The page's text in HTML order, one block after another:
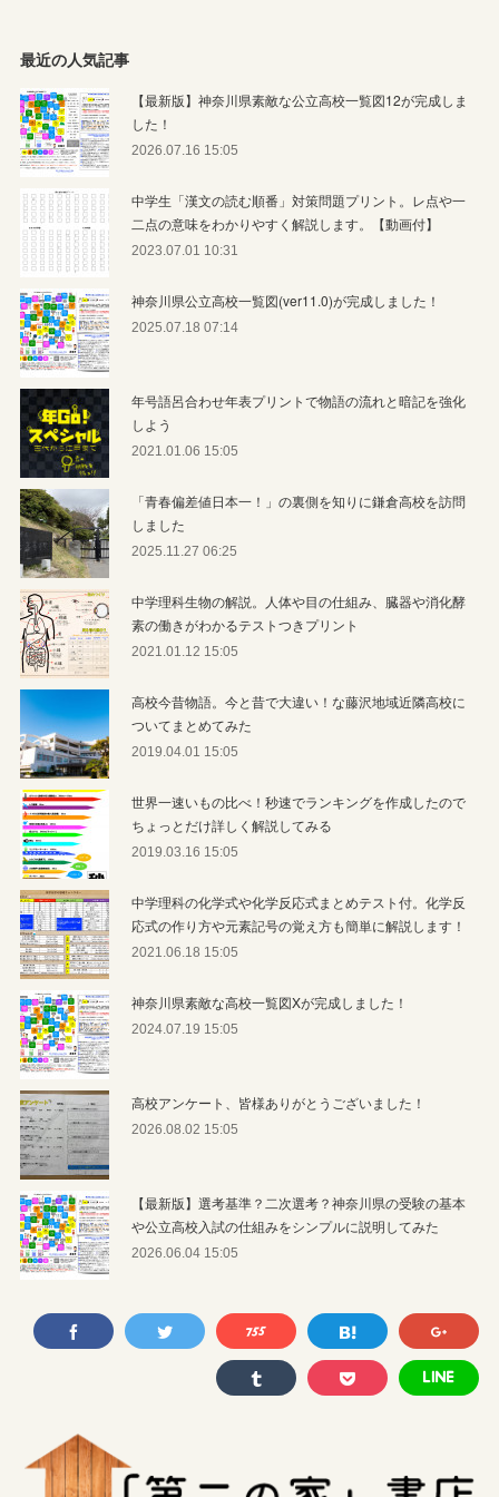
最近の人気記事
【最新版】神奈川県素敵な公立高校一覧図12が完成しま
した！
2026.07.16 15:05
中学生「漢文の読む順番」対策問題プリント。レ点や一
二点の意味をわかりやすく解説します。【動画付】
2023.07.01 10:31
神奈川県公立高校一覧図(ver11.0)が完成しました！
2025.07.18 07:14
年号語呂合わせ年表プリントで物語の流れと暗記を強化
しよう
2021.01.06 15:05
「青春偏差値日本一！」の裏側を知りに鎌倉高校を訪問
しました
2025.11.27 06:25
中学理科生物の解説。人体や目の仕組み、臓器や消化酵
素の働きがわかるテストつきプリント
2021.01.12 15:05
高校今昔物語。今と昔で大違い！な藤沢地域近隣高校に
ついてまとめてみた
2019.04.01 15:05
世界一速いもの比べ！秒速でランキングを作成したので
ちょっとだけ詳しく解説してみる
2019.03.16 15:05
中学理科の化学式や化学反応式まとめテスト付。化学反
応式の作り方や元素記号の覚え方も簡単に解説します！
2021.06.18 15:05
神奈川県素敵な高校一覧図Xが完成しました！
2024.07.19 15:05
高校アンケート、皆様ありがとうございました！
2026.08.02 15:05
【最新版】選考基準？二次選考？神奈川県の受験の基本
や公立高校入試の仕組みをシンプルに説明してみた
2026.06.04 15:05